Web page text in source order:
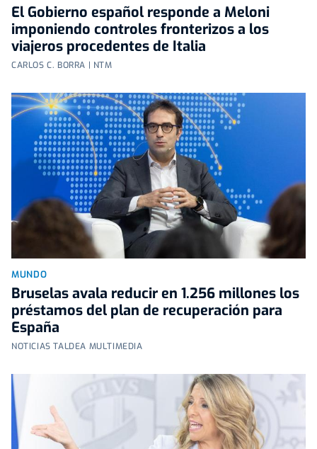
El Gobierno español responde a Meloni
imponiendo controles fronterizos a los
viajeros procedentes de Italia
CARLOS C. BORRA | NTM
MUNDO
Bruselas avala reducir en 1.256 millones los
préstamos del plan de recuperación para
España
NOTICIAS TALDEA MULTIMEDIA